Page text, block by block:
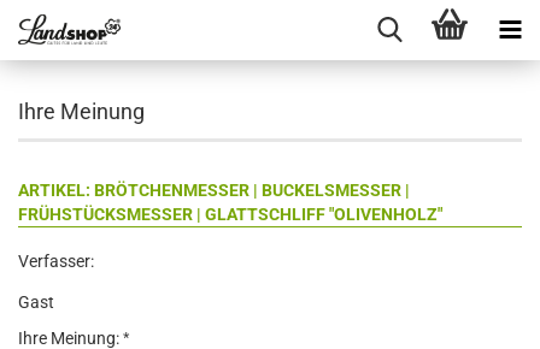
Ihre Meinung
ARTIKEL: BRÖTCHENMESSER | BUCKELSMESSER |
FRÜHSTÜCKSMESSER | GLATTSCHLIFF "OLIVENHOLZ"
Verfasser:
Gast
Ihre Meinung: